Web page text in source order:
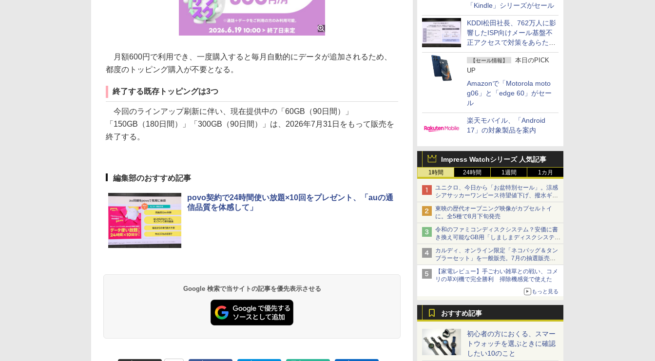
「Kindle」シリーズがセール
KDDI松田社長、762万人に影
響したISP向けメール基盤不
正アクセスで対策をあらため
て説明
【セール情報】
本日のPICK
UP
Amazonで「Motorola moto
g06」と「edge 60」がセー
ル
楽天モバイル、「Android
17」の対象製品を案内
Impress Watchシリーズ 人気記事
1時間 24時間 1週間 1カ月
ユニクロ、今日から「お盆特別セール」。涼感
シアサッカーワンピース待望値下げ、撥水ギア
ショーツは1990円に
東映の歴代オープニング映像がカプセルトイ
に。全5種で8月下旬発売
令和のファミコンディスクシステム？安価に書
き換え可能なGB用「しましまディスクシステ
ム」
カルディ、オンライン限定「ネコバッグ＆タン
ブラーセット」を一般販売。7月の抽選販売の
当選無効分
【家電レビュー】手ごわい雑草との戦い、コメ
リの草刈機で完全勝利 掃除機感覚で使えた
もっと見る
おすすめ記事
初心者の方におくる、スマー
トウォッチを選ぶときに確認
したい10のこと
月額600円で利用でき、一度購入すると毎月自動的にデータが追加されるため、
都度のトッピング購入が不要となる。
終了する既存トッピングは3つ
今回のラインアップ刷新に伴い、現在提供中の「60GB（90日間）」
「150GB（180日間）」「300GB（90日間）」は、2026年7月31日をもって販売を
終了する。
編集部のおすすめ記事
povo契約で24時間使い放題×10回をプレゼント、「auの通
信品質を体感して」
Google 検索で当サイトの記事を優先表示させる